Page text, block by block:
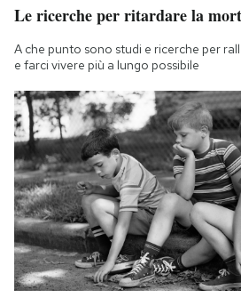
Le ricerche per ritardare la
A che punto sono studi e ricerche per
e farci vivere più a lungo possibile